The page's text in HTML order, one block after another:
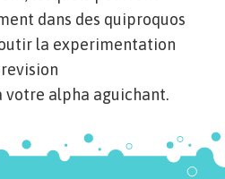
dans des quiproquos
la experimentation
alpha aguichant.